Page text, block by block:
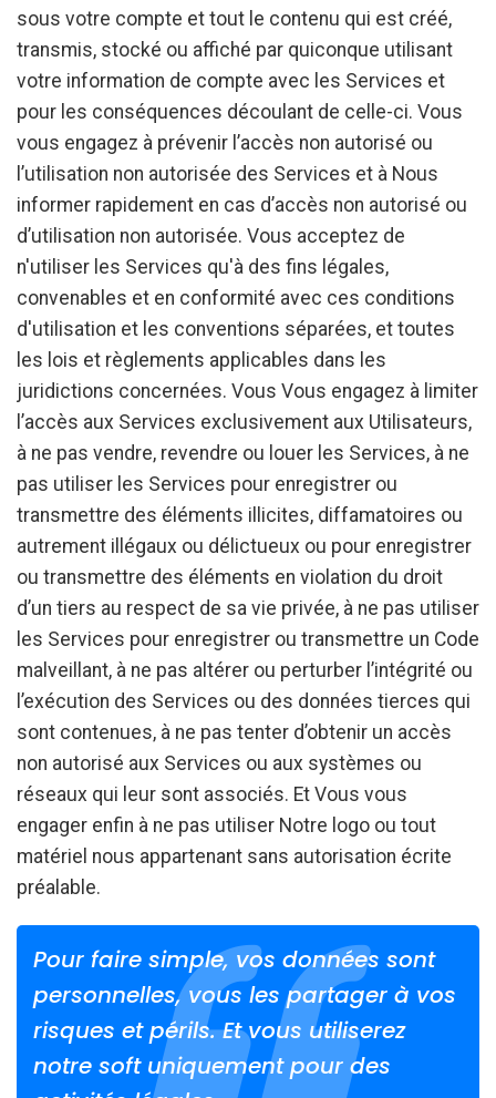
sous votre compte et tout le contenu qui est créé,
transmis, stocké ou affiché par quiconque utilisant
votre information de compte avec les Services et
pour les conséquences découlant de celle-ci. Vous
vous engagez à prévenir l’accès non autorisé ou
l’utilisation non autorisée des Services et à Nous
informer rapidement en cas d’accès non autorisé ou
d’utilisation non autorisée. Vous acceptez de
n'utiliser les Services qu'à des fins légales,
convenables et en conformité avec ces conditions
d'utilisation et les conventions séparées, et toutes
les lois et règlements applicables dans les
juridictions concernées. Vous Vous engagez à limiter
l’accès aux Services exclusivement aux Utilisateurs,
à ne pas vendre, revendre ou louer les Services, à ne
pas utiliser les Services pour enregistrer ou
transmettre des éléments illicites, diffamatoires ou
autrement illégaux ou délictueux ou pour enregistrer
ou transmettre des éléments en violation du droit
d’un tiers au respect de sa vie privée, à ne pas utiliser
les Services pour enregistrer ou transmettre un Code
malveillant, à ne pas altérer ou perturber l’intégrité ou
l’exécution des Services ou des données tierces qui
sont contenues, à ne pas tenter d’obtenir un accès
non autorisé aux Services ou aux systèmes ou
réseaux qui leur sont associés. Et Vous vous
engager enfin à ne pas utiliser Notre logo ou tout
matériel nous appartenant sans autorisation écrite
préalable.
Pour faire simple, vos données sont
personnelles, vous les partager à vos
risques et périls. Et vous utiliserez
notre soft uniquement pour des